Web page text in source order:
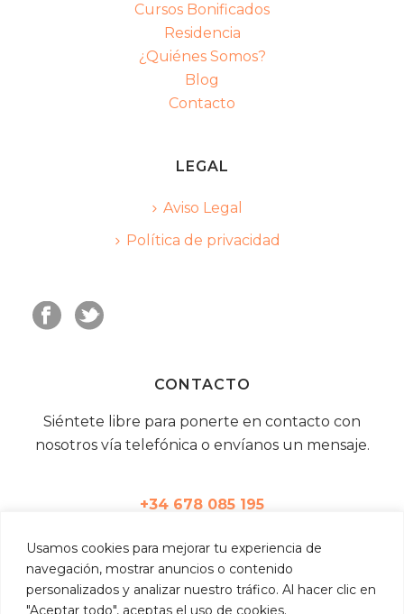
Usamos cookies para mejorar tu experiencia de
navegación, mostrar anuncios o contenido
personalizados y analizar nuestro tráfico. Al hacer clic en
"Aceptar todo", aceptas el uso de cookies.
Cursos Bonificados
Residencia
¿Quiénes Somos?
Blog
Contacto
LEGAL
Aviso Legal
Política de privacidad
CONTACTO
Siéntete libre para ponerte en contacto con
nosotros vía telefónica o envíanos un mensaje.
+34 678 085 195
info@eitr.es